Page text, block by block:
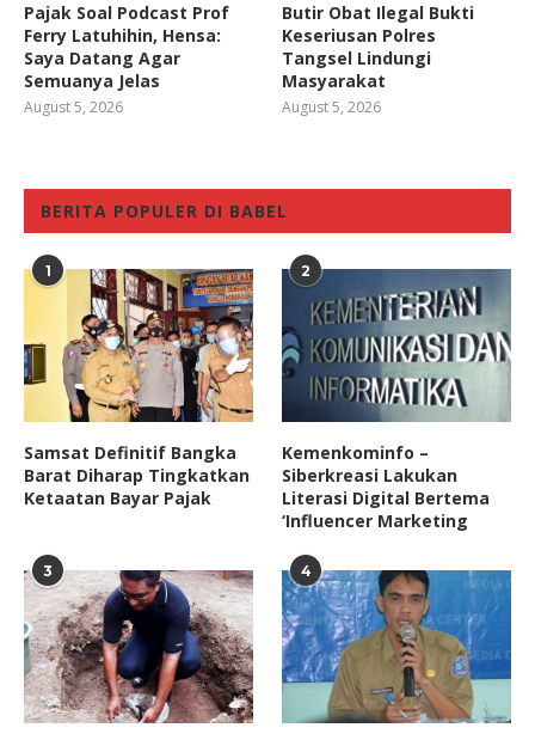
Pajak Soal Podcast Prof
Ferry Latuhihin, Hensa:
Saya Datang Agar
Semuanya Jelas
August 5, 2026
Butir Obat Ilegal Bukti
Keseriusan Polres
Tangsel Lindungi
Masyarakat
August 5, 2026
BERITA POPULER DI BABEL
1
Samsat Definitif Bangka
Barat Diharap Tingkatkan
Ketaatan Bayar Pajak
2
Kemenkominfo –
Siberkreasi Lakukan
Literasi Digital Bertema
‘Influencer Marketing
3 4